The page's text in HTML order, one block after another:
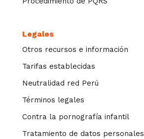
Legales
Otros recursos e información
Tarifas establecidas
Neutralidad red Perú
Términos legales
Contra la pornografía infantil
Tratamiento de datos personales